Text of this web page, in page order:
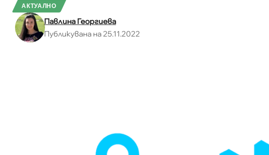
АКТУАЛНО
Павлина Георгиева
Публикувана на 25.11.2022